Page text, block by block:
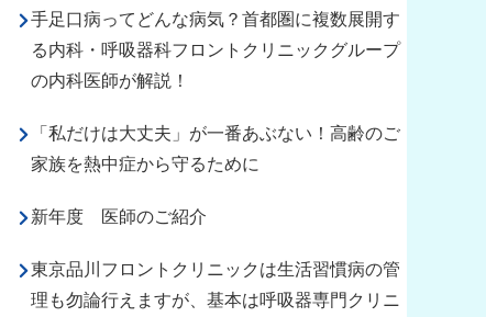
手足口病ってどんな病気？首都圏に複数展開す
る内科・呼吸器科フロントクリニックグループ
の内科医師が解説！
「私だけは大丈夫」が一番あぶない！高齢のご
家族を熱中症から守るために
新年度 医師のご紹介
東京品川フロントクリニックは生活習慣病の管
理も勿論行えますが、基本は呼吸器専門クリニ